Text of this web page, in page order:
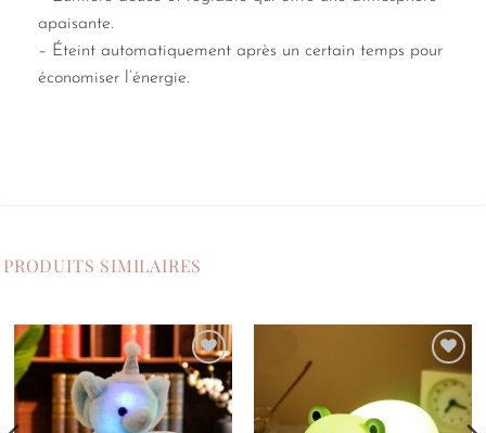
apaisante.
– Éteint automatiquement après un certain temps pour
économiser l’énergie.
PRODUITS SIMILAIRES
Ajouter
à la
liste de
souhaits
Ajouter
à la
liste de
souhaits